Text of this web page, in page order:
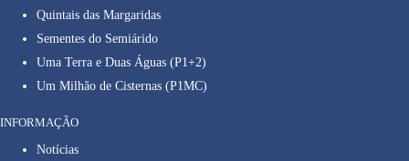
Quintais das Margaridas
Sementes do Semiárido
Uma Terra e Duas Águas (P1+2)
Um Milhão de Cisternas (P1MC)
INFORMAÇÃO
Notícias